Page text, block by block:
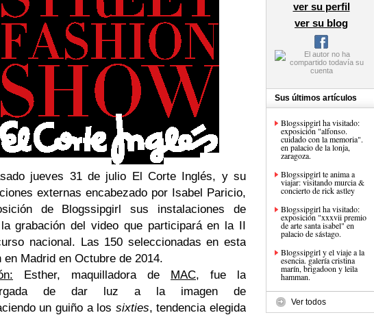
jueves 31 de julio El Corte Inglés, y su
externas encabezado por Isabel Paricio,
de Blogssipgirl sus instalaciones de
grabación del video que participará en la II
nacional. Las 150 seleccionadas en esta
Madrid en Octubre de 2014.
Esther, maquilladora de MAC, fue la
de dar luz a la imagen de
un guiño a los sixties, tendencia elegida
ver su perfil
ver su blog
Sus últimos artículos
Blogssipgirl ha visitado:
exposición "alfonso.
cuidado con la memoria".
en palacio de la lonja,
zaragoza.
Blogssipgirl te anima a
viajar: visitando murcia &
concierto de rick astley
Blogssipgirl ha visitado:
exposición "xxxvii premio
de arte santa isabel" en
palacio de sástago.
Blogssipgirl y el viaje a la
esencia. galería cristina
marín, brigadoon y leila
hamman.
Ver todos